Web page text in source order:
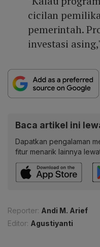
cicilan
pemerintah.
investasi
Baca artikel ini
Dapatkan pengalaman
fitur menarik lainnya
Reporter: Andi M. Arief
Editor: Agustiyanti